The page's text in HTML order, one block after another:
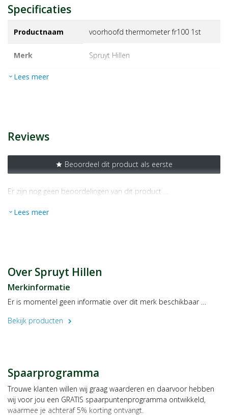
Specificaties
Productnaam voorhoofd thermometer fr100 1st
Merk spruyt hillen
EAN
expand_more Lees meer
Reviews
star Beoordeel dit product als eerste
Er zijn nog geen beoordelingen van dit product …
expand_more Lees meer
Over Spruyt Hillen
Merkinformatie
Er is momentel geen informatie over dit merk beschikbaar …
Bekijk producten
chevron_right
Spaarprogramma
Trouwe klanten willen wij graag waarderen en daarvoor hebben
wij voor jou een GRATIS spaarpuntenprogramma ontwikkeld,
waarmee je achteraf 5% korting ontvangt.